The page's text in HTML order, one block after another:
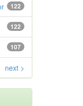
122
122
107
next >